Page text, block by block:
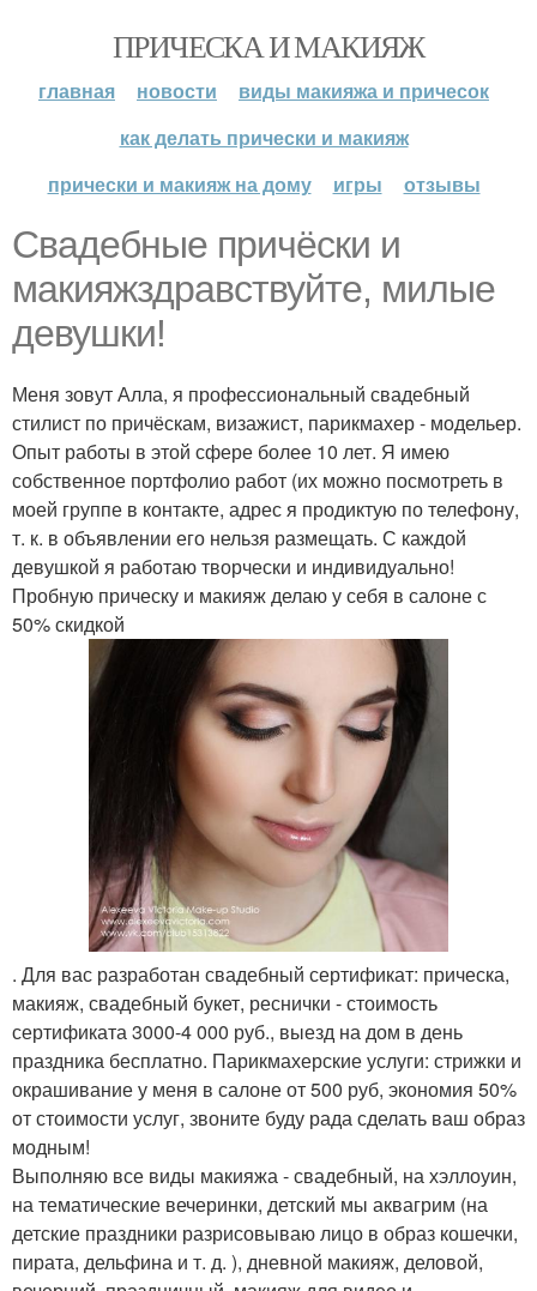
ПРИЧЕСКА И МАКИЯЖ
главная новости
виды макияжа и причесок
как делать прически и макияж
прически и макияж на дому
игры отзывы
Свадебные причёски и
макияжздравствуйте, милые
девушки!
Меня зовут Алла, я профессиональный свадебный
стилист по причёскам, визажист, парикмахер - модельер.
Опыт работы в этой сфере более 10 лет. Я имею
собственное портфолио работ (их можно посмотреть в
моей группе в контакте, адрес я продиктую по телефону,
т. к. в объявлении его нельзя размещать. С каждой
девушкой я работаю творчески и индивидуально!
Пробную прическу и макияж делаю у себя в салоне с
50% скидкой
. Для вас разработан свадебный сертификат: прическа,
макияж, свадебный букет, реснички - стоимость
сертификата 3000-4 000 руб., выезд на дом в день
праздника бесплатно. Парикмахерские услуги: стрижки и
окрашивание у меня в салоне от 500 руб, экономия 50%
от стоимости услуг, звоните буду рада сделать ваш образ
модным!
Выполняю все виды макияжа - свадебный, на хэллоуин,
на тематические вечеринки, детский мы аквагрим (на
детские праздники разрисовываю лицо в образ кошечки,
пирата, дельфина и т. д. ), дневной макияж, деловой,